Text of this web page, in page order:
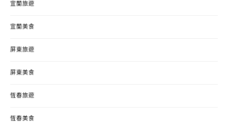
宜蘭旅遊
宜蘭美食
屏東旅遊
屏東美食
恆春旅遊
恆春美食